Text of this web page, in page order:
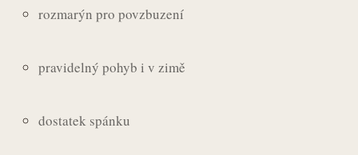
rozmarýn pro povzbuzení
pravidelný pohyb i v zimě
dostatek spánku